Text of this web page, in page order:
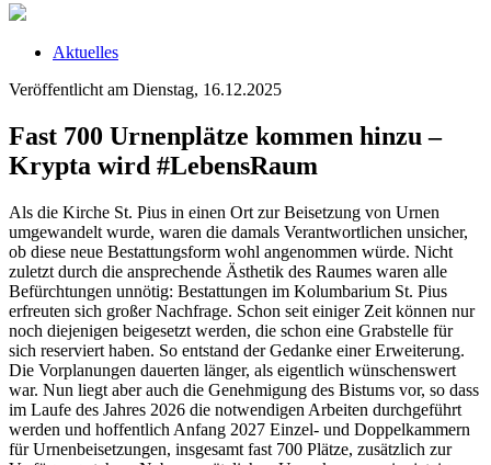
Aktuelles
Veröffentlicht am Dienstag, 16.12.2025
Fast 700 Urnenplätze kommen hinzu –
Krypta wird #LebensRaum
Als die Kirche St. Pius in einen Ort zur Beisetzung von Urnen
umgewandelt wurde, waren die damals Verantwortlichen unsicher,
ob diese neue Bestattungsform wohl angenommen würde. Nicht
zuletzt durch die ansprechende Ästhetik des Raumes waren alle
Befürchtungen unnötig: Bestattungen im Kolumbarium St. Pius
erfreuten sich großer Nachfrage. Schon seit einiger Zeit können nur
noch diejenigen beigesetzt werden, die schon eine Grabstelle für
sich reserviert haben. So entstand der Gedanke einer Erweiterung.
Die Vorplanungen dauerten länger, als eigentlich wünschenswert
war. Nun liegt aber auch die Genehmigung des Bistums vor, so dass
im Laufe des Jahres 2026 die notwendigen Arbeiten durchgeführt
werden und hoffentlich Anfang 2027 Einzel- und Doppelkammern
für Urnenbeisetzungen, insgesamt fast 700 Plätze, zusätzlich zur